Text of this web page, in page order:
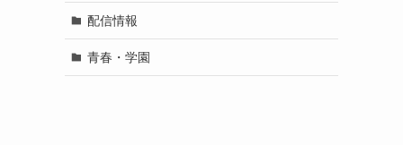
配信情報
青春・学園